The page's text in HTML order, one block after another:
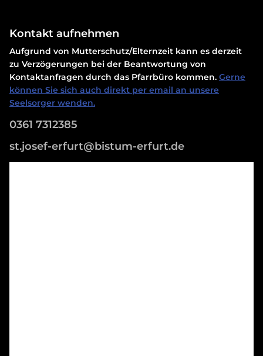
Kontakt aufnehmen
Aufgrund von Mutterschutz/Elternzeit kann es derzeit
zu Verzögerungen bei der Beantwortung von
Kontaktanfragen durch das Pfarrbüro kommen. Gerne
können Sie sich auch direkt per email an unsere
Seelsorger wenden.
0361 7312385
st.josef-erfurt@bistum-erfurt.de